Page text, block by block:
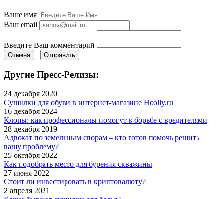
Ваше имя
Ваш email
Введите Ваш комментарий
Отмена Отправить
Другие Пресс-Релизы:
24 декабря 2020
Сушилки для обуви в интернет-магазине Hoolly.ru
16 декабря 2024
Клопы: как профессионалы помогут в борьбе с вредителями
28 декабря 2019
Адвокат по земельным спорам – кто готов помочь решить
вашу проблему?
25 октября 2022
Как подобрать место для бурения скважины
27 июня 2022
Стоит ли инвестировать в криптовалюту?
2 апреля 2021